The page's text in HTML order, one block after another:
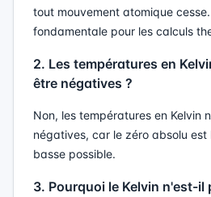
tout mouvement atomique
fondamentale pour les calculs
2. Les températures en
être négatives ?
Non, les températures en Kelvin
négatives, car le zéro absolu
basse possible.
3. Pourquoi le Kelvin n'est-il